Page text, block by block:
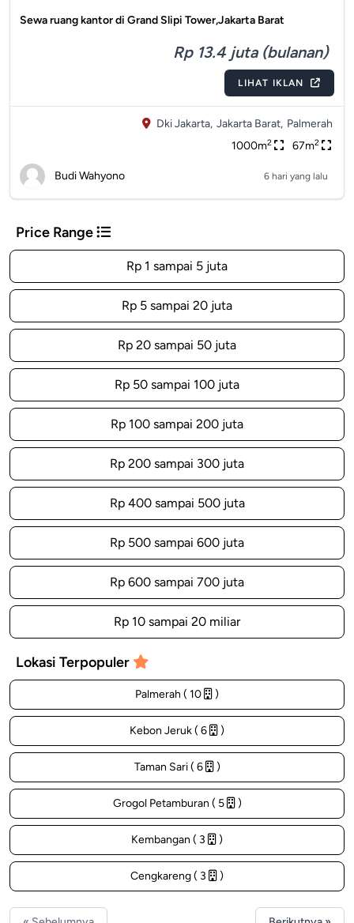
Sewa ruang kantor di Grand Slipi Tower,Jakarta Barat
Rp 13.4 juta (bulanan)
LIHAT IKLAN
Dki Jakarta, Jakarta Barat, Palmerah
1000m2 67m2
Budi Wahyono 6 hari yang lalu
Price Range
Rp 1 sampai 5 juta
Rp 5 sampai 20 juta
Rp 20 sampai 50 juta
Rp 50 sampai 100 juta
Rp 100 sampai 200 juta
Rp 200 sampai 300 juta
Rp 400 sampai 500 juta
Rp 500 sampai 600 juta
Rp 600 sampai 700 juta
Rp 10 sampai 20 miliar
Lokasi Terpopuler
Palmerah ( 10 )
Kebon Jeruk ( 6 )
Taman Sari ( 6 )
Grogol Petamburan ( 5 )
Kembangan ( 3 )
Cengkareng ( 3 )